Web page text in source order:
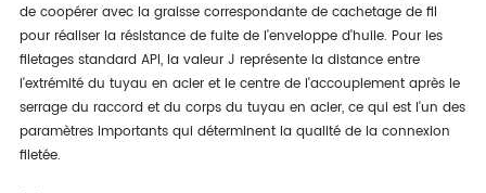
de coopérer avec la graisse correspondante de cachetage de fil
pour réaliser la résistance de fuite de l'enveloppe d'huile. Pour les
filetages standard API, la valeur J représente la distance entre
l'extrémité du tuyau en acier et le centre de l'accouplement après le
serrage du raccord et du corps du tuyau en acier, ce qui est l'un des
paramètres importants qui déterminent la qualité de la connexion
filetée.